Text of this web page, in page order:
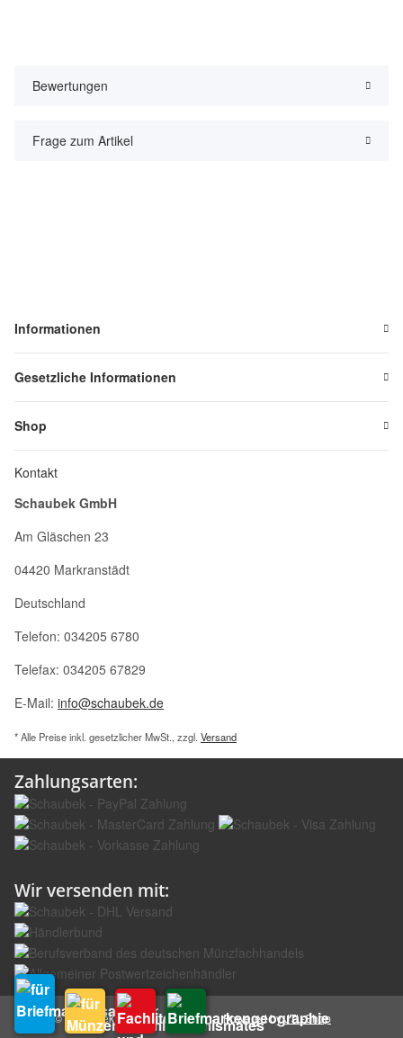
Bewertungen
Frage zum Artikel
Informationen
Gesetzliche Informationen
Shop
Kontakt
Schaubek GmbH
Am Gläschen 23
04420 Markranstädt
Deutschland
Telefon: 034205 6780
Telefax: 034205 67829
E-Mail: info@schaubek.de
* Alle Preise inkl. gesetzlicher MwSt., zzgl. Versand
Zahlungsarten:
Wir versenden mit:
© Schaubek GmbH Powered byJTL-Shop